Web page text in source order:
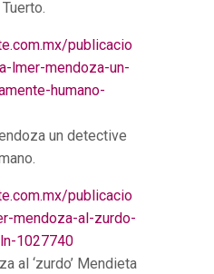
publicacio
lmer-mendoza-un-
humano-
un detective
publicacio
mendoza-al-zurdo-
1027740
al ‘zurdo’ Mendieta